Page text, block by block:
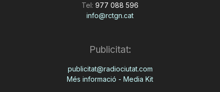
Tel: 977 088 596
info@rctgn.cat
Publicitat:
publicitat@radiociutat.com
Més informació - Media Kit